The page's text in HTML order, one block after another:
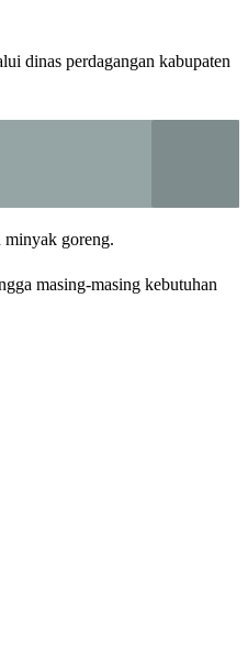
dinas perdagangan kabupaten
minyak goreng.
masing-masing kebutuhan